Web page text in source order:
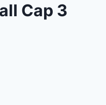
Cap 3